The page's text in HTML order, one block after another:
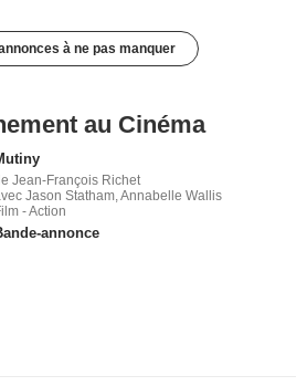
à ne pas manquer
au Cinéma
Jean-François Richet
Jason Statham, Annabelle Wallis
- Action
annonce